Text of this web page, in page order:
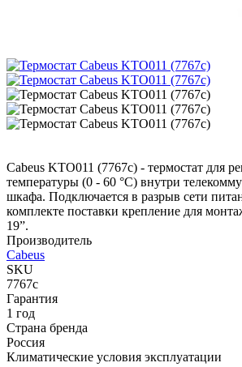
Cabeus KTO011 (7767c) - термостат для
температуры (0 - 60 °С) внутри
шкафа. Подключается в разрыв сети
комплекте поставки крепление для
19”.
Производитель
Cabeus
SKU
7767c
Гарантия
1 год
Страна бренда
Россия
Климатические условия эксплуатации